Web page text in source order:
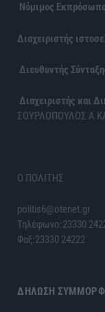
Νόμιμος
Διαχειριστής
Διευθυντής
Διαχειριστής και
ΣΟΥΡΛΟΠΟΥΛΟΣ Α
Ο ΠΟΛΙΤΗΣ
politis6@otenet.gr
Τηλέφωνο:23330
Φαξ:23330 24222
ΔΉΛΩΣΗ